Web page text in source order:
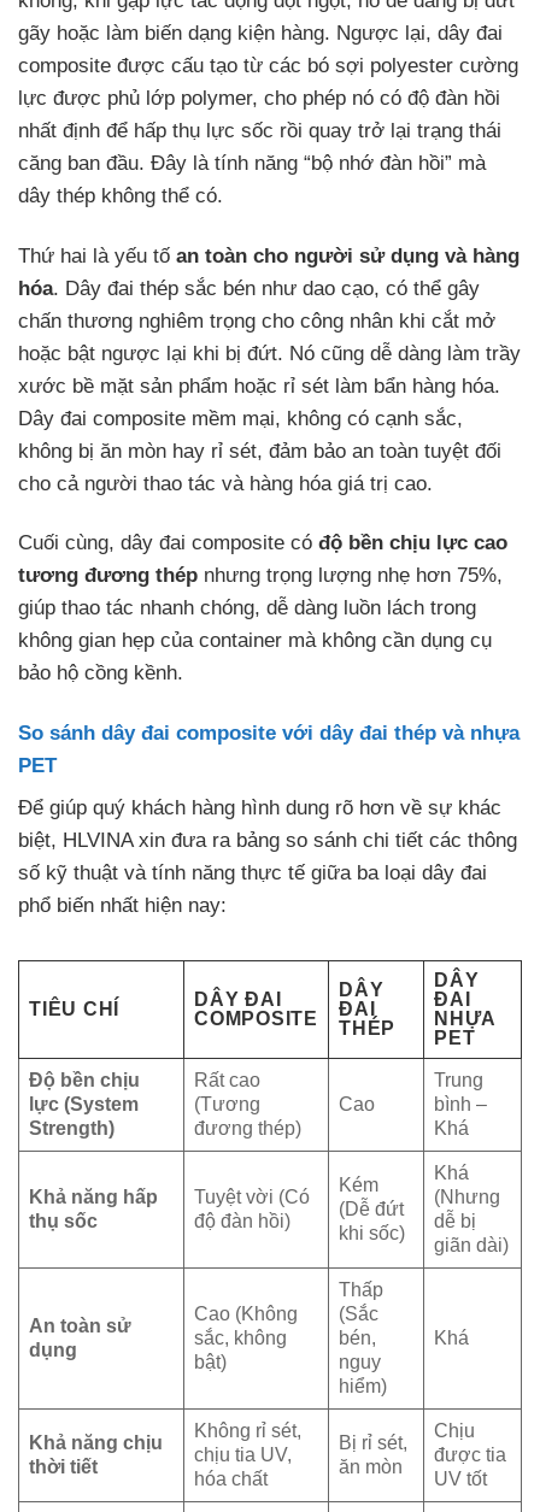
gãy hoặc làm biến dạng kiện hàng. Ngược lại, dây đai
composite được cấu tạo từ các bó sợi polyester cường
lực được phủ lớp polymer, cho phép nó có độ đàn hồi
nhất định để hấp thụ lực sốc rồi quay trở lại trạng thái
căng ban đầu. Đây là tính năng “bộ nhớ đàn hồi” mà
dây thép không thể có.
Thứ hai là yếu tố an toàn cho người sử dụng và hàng
hóa. Dây đai thép sắc bén như dao cạo, có thể gây
chấn thương nghiêm trọng cho công nhân khi cắt mở
hoặc bật ngược lại khi bị đứt. Nó cũng dễ dàng làm trầy
xước bề mặt sản phẩm hoặc rỉ sét làm bẩn hàng hóa.
Dây đai composite mềm mại, không có cạnh sắc,
không bị ăn mòn hay rỉ sét, đảm bảo an toàn tuyệt đối
cho cả người thao tác và hàng hóa giá trị cao.
Cuối cùng, dây đai composite có độ bền chịu lực cao
tương đương thép nhưng trọng lượng nhẹ hơn 75%,
giúp thao tác nhanh chóng, dễ dàng luồn lách trong
không gian hẹp của container mà không cần dụng cụ
bảo hộ cồng kềnh.
So sánh dây đai composite với dây đai thép và nhựa
PET
Để giúp quý khách hàng hình dung rõ hơn về sự khác
biệt, HLVINA xin đưa ra bảng so sánh chi tiết các thông
số kỹ thuật và tính năng thực tế giữa ba loại dây đai
phổ biến nhất hiện nay:
TIÊU CHÍ
DÂY ĐAI
COMPOSITE
DÂY
ĐAI
THÉP
DÂY
ĐAI
NHỰA
PET
Độ bền chịu
lực (System
Strength)
Rất cao
(Tương
đương thép)
Cao
Trung
bình –
Khá
Khả năng hấp
thụ sốc
Tuyệt vời (Có
độ đàn hồi)
Kém
(Dễ đứt
khi sốc)
Khá
(Nhưng
dễ bị
giãn dài)
An toàn sử
dụng
Cao (Không
sắc, không
bật)
Thấp
(Sắc
bén,
nguy
hiểm)
Khá
Khả năng chịu
thời tiết
Không rỉ sét,
chịu tia UV,
hóa chất
Bị rỉ sét,
ăn mòn
Chịu
được tia
UV tốt